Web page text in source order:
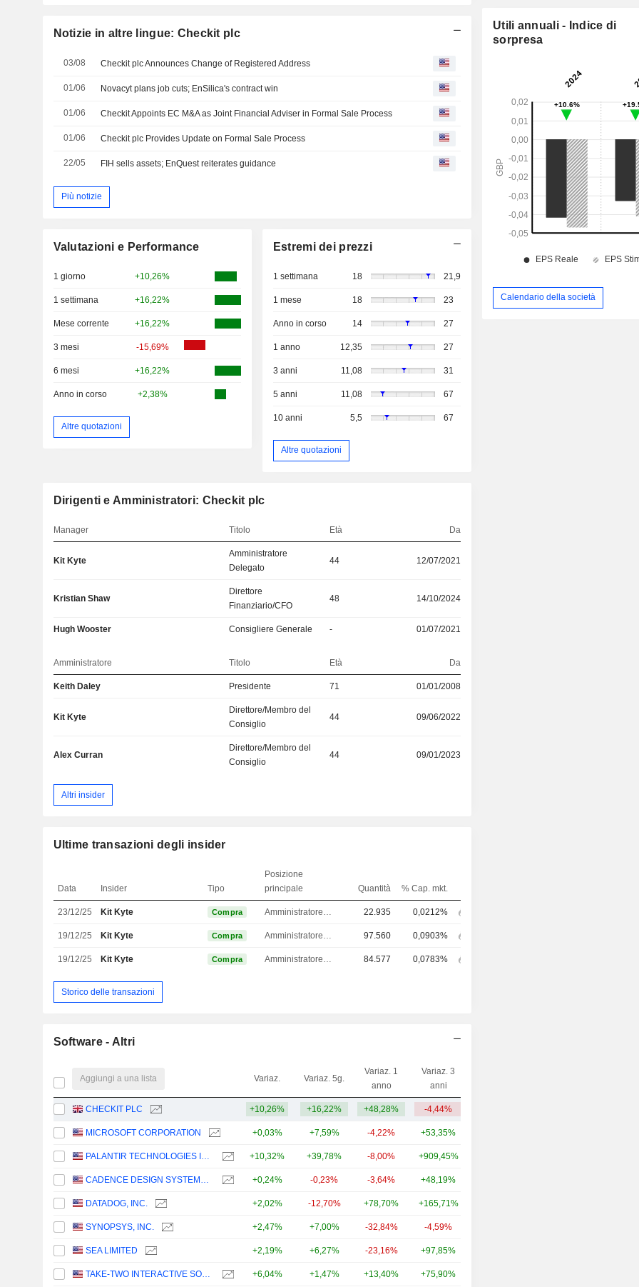
Notizie in altre lingue: Checkit plc
03/08 Checkit plc Announces Change of Registered Address
01/06 Novacyt plans job cuts; EnSilica's contract win
01/06 Checkit Appoints EC M&A as Joint Financial Adviser in Formal Sale Process
01/06 Checkit plc Provides Update on Formal Sale Process
22/05 FIH sells assets; EnQuest reiterates guidance
Più notizie
Valutazioni e Performance
1 giorno +10,26%
1 settimana +16,22%
Mese corrente +16,22%
3 mesi -15,69%
6 mesi +16,22%
Anno in corso +2,38%
Altre quotazioni
Estremi dei prezzi
1 settimana 18 21,9
1 mese 18 23
Anno in corso 14 27
1 anno 12,35 27
3 anni 11,08 31
5 anni 11,08 67
10 anni 5,5 67
Altre quotazioni
Dirigenti e Amministratori: Checkit plc
Manager Titolo Età Da
Kit Kyte
Amministratore
Delegato
44 12/07/2021
Kristian Shaw
Direttore
Finanziario/CFO
48 14/10/2024
Hugh Wooster Consigliere Generale - 01/07/2021
Amministratore Titolo Età Da
Keith Daley Presidente 71 01/01/2008
Kit Kyte
Direttore/Membro del
Consiglio
44 09/06/2022
Alex Curran
Direttore/Membro del
Consiglio
44 09/01/2023
Altri insider
Ultime transazioni degli insider
Data Insider Tipo
Posizione
principale
Quantità % Cap. mkt.
23/12/25 Kit Kyte Compra Amministratore delegato 22.935 0,0212%
19/12/25 Kit Kyte Compra Amministratore delegato 97.560 0,0903%
19/12/25 Kit Kyte Compra Amministratore delegato 84.577 0,0783%
Storico delle transazioni
Software - Altri
Aggiungi a una lista Variaz. Variaz. 5g.
Variaz. 1
anno
Variaz. 3
anni
CHECKIT PLC +10,26% +16,22% +48,28% -4,44%
MICROSOFT CORPORATION +0,03% +7,59% -4,22% +53,35%
PALANTIR TECHNOLOGIES INC. +10,32% +39,78% -8,00% +909,45%
CADENCE DESIGN SYSTEMS, INC. +0,24% -0,23% -3,64% +48,19%
DATADOG, INC. +2,02% -12,70% +78,70% +165,71%
SYNOPSYS, INC. +2,47% +7,00% -32,84% -4,59%
SEA LIMITED +2,19% +6,27% -23,16% +97,85%
TAKE-TWO INTERACTIVE SOFTWARE, INC. +6,04% +1,47% +13,40% +75,90%
Utili annuali - Indice di
sorpresa
Calendario della società